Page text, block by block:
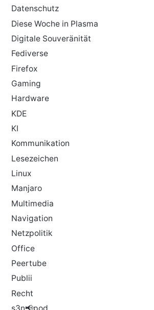
Datenschutz
Diese Woche in Plasma
Digitale Souveränität
Fediverse
Firefox
Gaming
Hardware
KDE
KI
Kommunikation
Lesezeichen
Linux
Manjaro
Multimedia
Navigation
Netzpolitik
Office
Peertube
Publii
Recht